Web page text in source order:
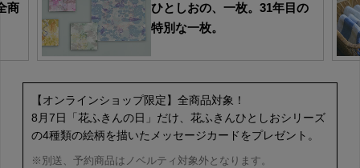
商
ひとしおの、一枚。31年目の
特別な一枚。
【オンラインショップ限定】全商品対象！
8月7日「花ふきんの日」だけ、花ふきんひとしおシリーズ
の4種類の絵柄を描いたメッセージカードをプレゼント。
※別送、予約商品はノベルティ対象外となります。